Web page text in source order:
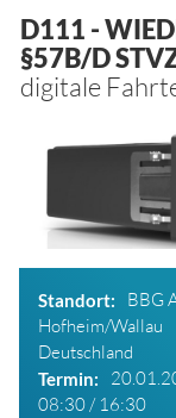
D111 -
§57B/D
digitale
Standort
BBG
Hofheim/Wallau
Deutschland
Termin
08:30 / 16:30